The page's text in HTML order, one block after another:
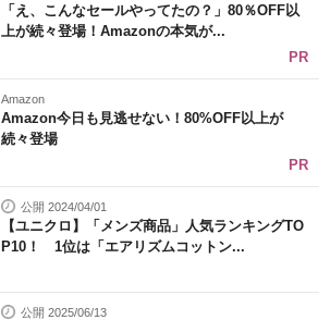
「え、こんなセールやってたの？」80％OFF以
上が続々登場！Amazonの本気が...
PR
Amazon
Amazon今日も見逃せない！80%OFF以上が
続々登場
PR
公開 2024/04/01
【ユニクロ】「メンズ商品」人気ランキングTO
P10！ 1位は「エアリズムコットン...
公開 2025/06/13